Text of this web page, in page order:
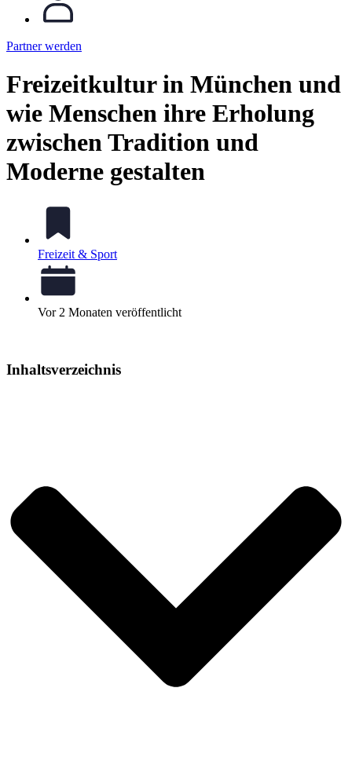
Partner werden
Freizeitkultur in München und
wie Menschen ihre Erholung
zwischen Tradition und
Moderne gestalten
Freizeit & Sport
Vor 2 Monaten veröffentlicht
Inhaltsverzeichnis